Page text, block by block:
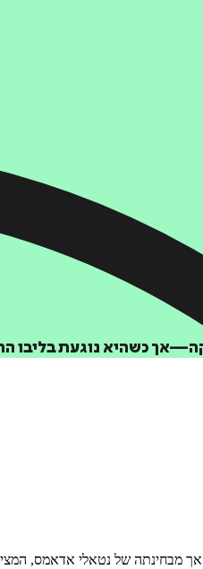
לסל
כשהיא נוגעת
מבחינתה של נטאלי אדאמס,